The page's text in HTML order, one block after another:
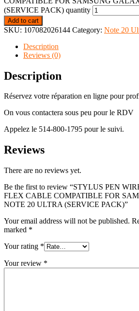
(SERVICE PACK) quantity
Add to cart
SKU: 107082026144 Category: Note 20
Description
Reviews (0)
Description
Réservez votre réparation en ligne pour
On vous contactera sous peu pour le RDV
Appelez le 514-800-1795 pour le suivi.
Reviews
There are no reviews yet.
Be the first to review “STYLUS PEN
FLEX CABLE COMPATIBLE FOR
NOTE 20 ULTRA (SERVICE PACK)”
Your email address will not be published.
marked *
Your rating *
Your review *